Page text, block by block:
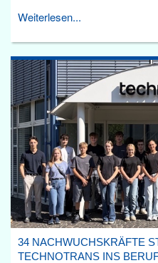
Weiterlesen...
34 NACHWUCHSKRÄFTE
TECHNOTRANS INS